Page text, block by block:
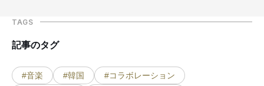
TAGS
記事のタグ
#音楽 #韓国
#コラボレーション